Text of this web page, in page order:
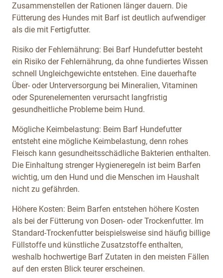
Zusammenstellen der Rationen länger dauern. Die
Fütterung des Hundes mit Barf ist deutlich aufwendiger
als die mit Fertigfutter.
Risiko der Fehlernährung: Bei Barf Hundefutter besteht
ein Risiko der Fehlernährung, da ohne fundiertes Wissen
schnell Ungleichgewichte entstehen. Eine dauerhafte
Über- oder Unterversorgung bei Mineralien, Vitaminen
oder Spurenelementen verursacht langfristig
gesundheitliche Probleme beim Hund.
Mögliche Keimbelastung: Beim Barf Hundefutter
entsteht eine mögliche Keimbelastung, denn rohes
Fleisch kann gesundheitsschädliche Bakterien enthalten.
Die Einhaltung strenger Hygieneregeln ist beim Barfen
wichtig, um den Hund und die Menschen im Haushalt
nicht zu gefährden.
Höhere Kosten: Beim Barfen entstehen höhere Kosten
als bei der Fütterung von Dosen- oder Trockenfutter. Im
Standard-Trockenfutter beispielsweise sind häufig billige
Füllstoffe und künstliche Zusatzstoffe enthalten,
weshalb hochwertige Barf Zutaten in den meisten Fällen
auf den ersten Blick teurer erscheinen.